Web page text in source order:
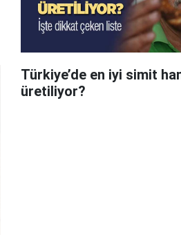
Türkiye’de en iyi simit
üretiliyor?